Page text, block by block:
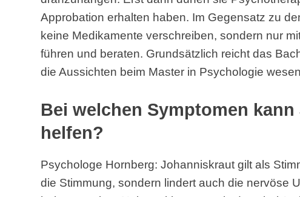
Approbation erhalten haben. Im Gegensatz zu
keine Medikamente verschreiben, sondern nur
führen und beraten. Grundsätzlich reicht das
die Aussichten beim Master in Psychologie
Bei welchen Symptomen
helfen?
Psychologe Hornberg: Johanniskraut gilt als
die Stimmung, sondern lindert auch die nervöse